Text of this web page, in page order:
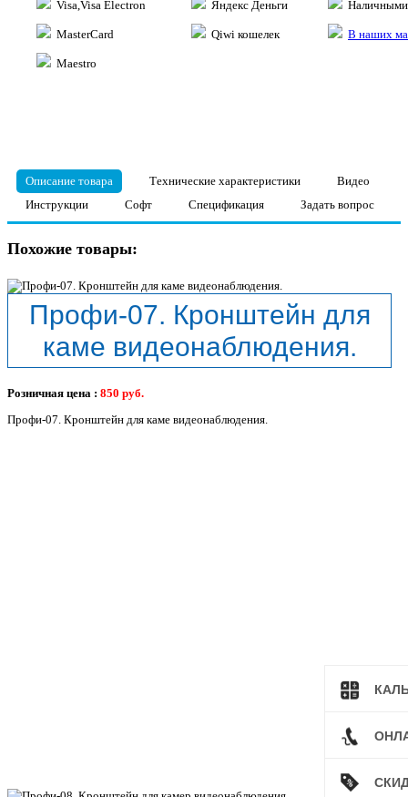
Visa,Visa Electron
MasterCard
Maestro
Яндекс Деньги
Qiwi кошелек В наших
Описание товара Технические характеристики
Видео
Инструкции
Софт Спецификация Задать вопрос
Похожие товары:
Профи-07. Кронштейн для
каме видеонаблюдения.
Розничная цена : 850 руб.
Профи-07. Кронштейн для каме видеонаблюдения.